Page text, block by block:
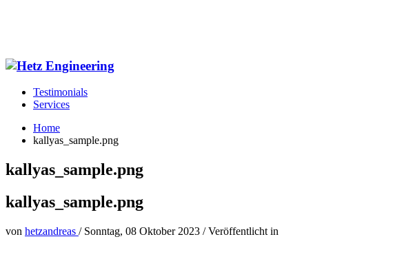
Testimonials
Services
Home
kallyas_sample.png
kallyas_sample.png
kallyas_sample.png
von hetzandreas / Sonntag, 08 Oktober 2023 /Veröffentlicht in